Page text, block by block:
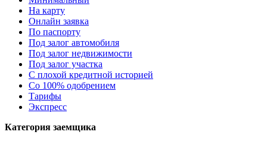
На карту
Онлайн заявка
По паспорту
Под залог автомобиля
Под залог недвижимости
Под залог участка
С плохой кредитной историей
Со 100% одобрением
Тарифы
Экспресс
Категория заемщика